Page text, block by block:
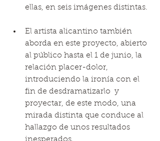
ellas, en seis imágenes distintas.
El artista alicantino también
aborda en este proyecto, abierto
al público hasta el 1 de junio, la
relación placer-dolor,
introduciendo la ironía con el
fin de desdramatizarlo  y
proyectar, de este modo, una
mirada distinta que conduce al
hallazgo de unos resultados